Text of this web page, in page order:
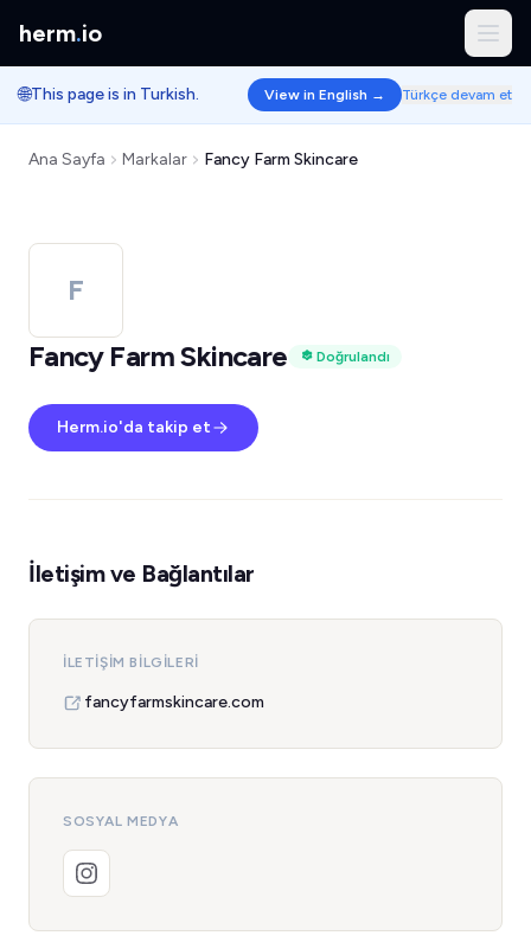
herm.io
🌐This page is in Turkish. View in English → Türkçe devam et
Ana Sayfa Markalar Fancy Farm Skincare
F
Fancy Farm Skincare
Doğrulandı
Herm.io'da takip et
İletişim ve Bağlantılar
İLETIŞIM BILGILERI
fancyfarmskincare.com
SOSYAL MEDYA